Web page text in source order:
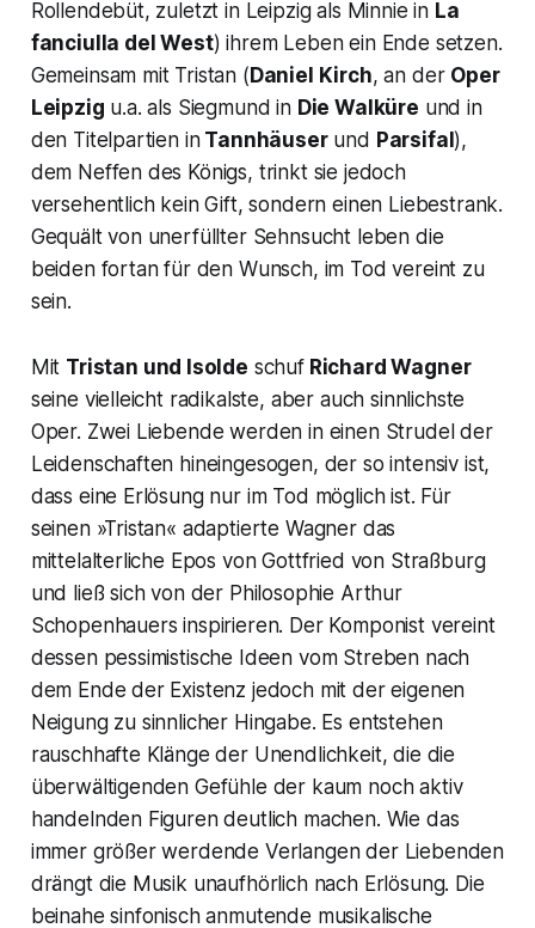
Rollendebüt, zuletzt in Leipzig als Minnie in La
fanciulla del West) ihrem Leben ein Ende setzen.
Gemeinsam mit Tristan ( Daniel Kirch, an der Oper
Leipzig u.a. als Siegmund in Die Walküre und in
den Titelpartien inTannhäuserund Parsifal ),
dem Neffen des Königs, trinkt sie jedoch
versehentlich kein Gift, sondern einen Liebestrank.
Gequält von unerfüllter Sehnsucht leben die
beiden fortan für den Wunsch, im Tod vereint zu
sein.
Mit Tristan und Isolde schufRichard Wagner
seine vielleicht radikalste, aber auch sinnlichste
Oper. Zwei Liebende werden in einen Strudel der
Leidenschaften hineingesogen, der so intensiv ist,
dass eine Erlösung nur im Tod möglich ist. Für
seinen »Tristan« adaptierte Wagner das
mittelalterliche Epos von Gottfried von Straßburg
und ließ sich von der Philosophie Arthur
Schopenhauers inspirieren. Der Komponist vereint
dessen pessimistische Ideen vom Streben nach
dem Ende der Existenz jedoch mit der eigenen
Neigung zu sinnlicher Hingabe. Es entstehen
rauschhafte Klänge der Unendlichkeit, die die
überwältigenden Gefühle der kaum noch aktiv
handelnden Figuren deutlich machen. Wie das
immer größer werdende Verlangen der Liebenden
drängt die Musik unaufhörlich nach Erlösung. Die
beinahe sinfonisch anmutende musikalische